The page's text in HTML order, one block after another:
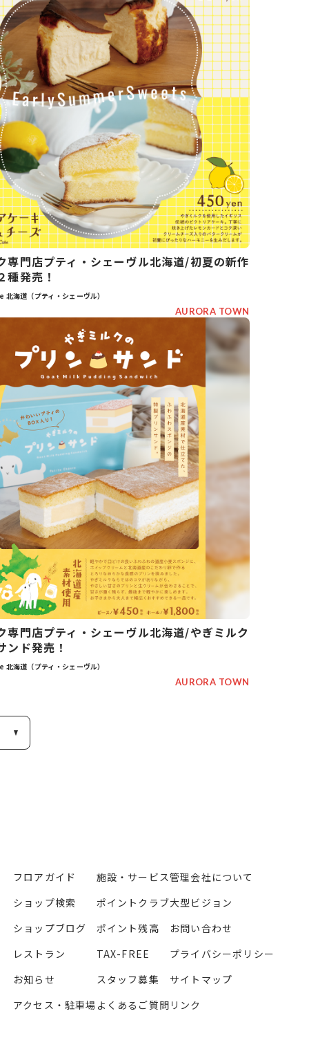
専門店プティ・シェーヴル北海道/初夏の新作
種発売！
海道（プティ・シェーヴル）
AURORA TOWN
専門店プティ・シェーヴル北海道/やぎミルク
ンド発売！
海道（プティ・シェーヴル）
AURORA TOWN
フロアガイド
ショップ検索
ショップブログ
レストラン
お知らせ
アクセス・駐車場
施設・サービス
ポイントクラブ
ポイント残高
TAX-FREE
スタッフ募集
よくあるご質問
管理会社について
大型ビジョン
お問い合わせ
プライバシーポリシー
サイトマップ
リンク